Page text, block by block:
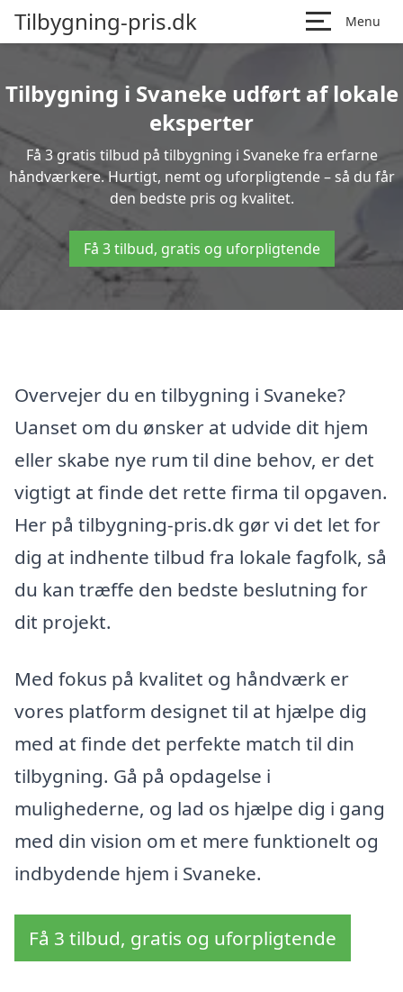
Tilbygning-pris.dk Menu
Tilbygning i Svaneke udført af lokale
eksperter
Få 3 gratis tilbud på tilbygning i Svaneke fra erfarne
håndværkere. Hurtigt, nemt og uforpligtende – så du får
den bedste pris og kvalitet.
Få 3 tilbud, gratis og uforpligtende
Overvejer du en tilbygning i Svaneke?
Uanset om du ønsker at udvide dit hjem
eller skabe nye rum til dine behov, er det
vigtigt at finde det rette firma til opgaven.
Her på tilbygning-pris.dk gør vi det let for
dig at indhente tilbud fra lokale fagfolk, så
du kan træffe den bedste beslutning for
dit projekt.
Med fokus på kvalitet og håndværk er
vores platform designet til at hjælpe dig
med at finde det perfekte match til din
tilbygning. Gå på opdagelse i
mulighederne, og lad os hjælpe dig i gang
med din vision om et mere funktionelt og
indbydende hjem i Svaneke.
Få 3 tilbud, gratis og uforpligtende